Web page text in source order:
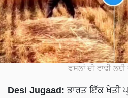
ਫਸਲਾਂ ਦੀ ਵਾਢੀ ਲਈ
Desi Jugaad: ਭਾਰਤ ਇੱਕ ਖੇਤੀ